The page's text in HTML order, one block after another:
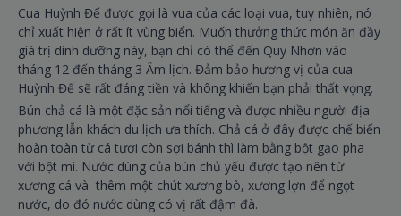
Cua Huỳnh Đế được gọi là vua của các loại vua, tuy nhiên, nó
chỉ xuất hiện ở rất ít vùng biển. Muốn thưởng thức món ăn đầy
giá trị dinh dưỡng này, bạn chỉ có thể đến Quy Nhơn vào
tháng 12 đến tháng 3 Âm lịch. Đảm bảo hương vị của cua
Huỳnh Đế sẽ rất đáng tiền và không khiến bạn phải thất vọng.
Bún chả cá là một đặc sản nổi tiếng và được nhiều người địa
phương lẫn khách du lịch ưa thích. Chả cá ở đây được chế biến
hoàn toàn từ cá tươi còn sợi bánh thì làm bằng bột gạo pha
với bột mì. Nước dùng của bún chủ yếu được tạo nên từ
xương cá và thêm một chút xương bò, xương lợn để ngọt
nước, do đó nước dùng có vị rất đậm đà.